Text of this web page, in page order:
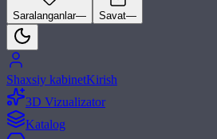
Saralanganlar— Savat—
Shaxsiy kabinetKirish
3D Vizualizator
Katalog